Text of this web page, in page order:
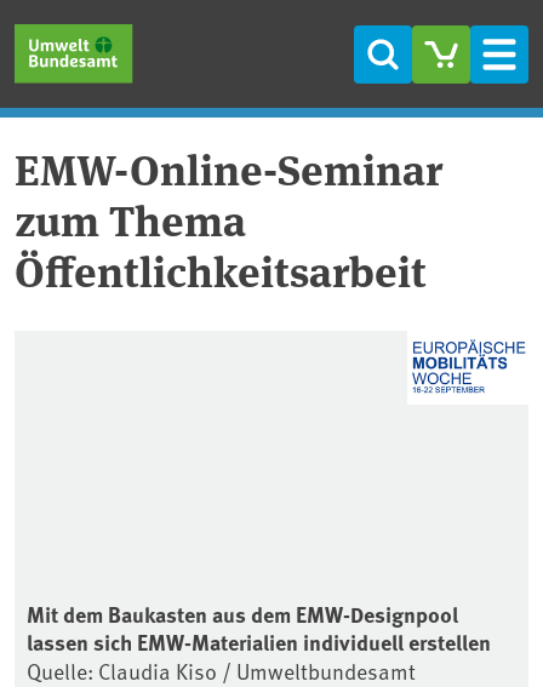
Suche
EMW-Online-Seminar
zum Thema
Öffentlichkeitsarbeit
Mit dem Baukasten aus dem EMW-Designpool
lassen sich EMW-Materialien individuell erstellen
Quelle: Claudia Kiso / Umweltbundesamt